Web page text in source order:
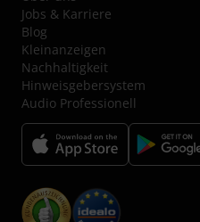
Jobs & Karriere
Blog
Kleinanzeigen
Nachhaltigkeit
Hinweisgebersystem
Audio Professionell